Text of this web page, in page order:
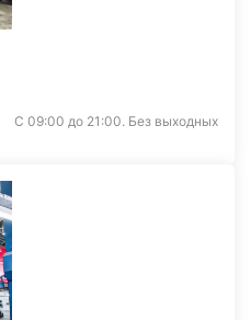
С 09:00 до 21:00. Без выходных